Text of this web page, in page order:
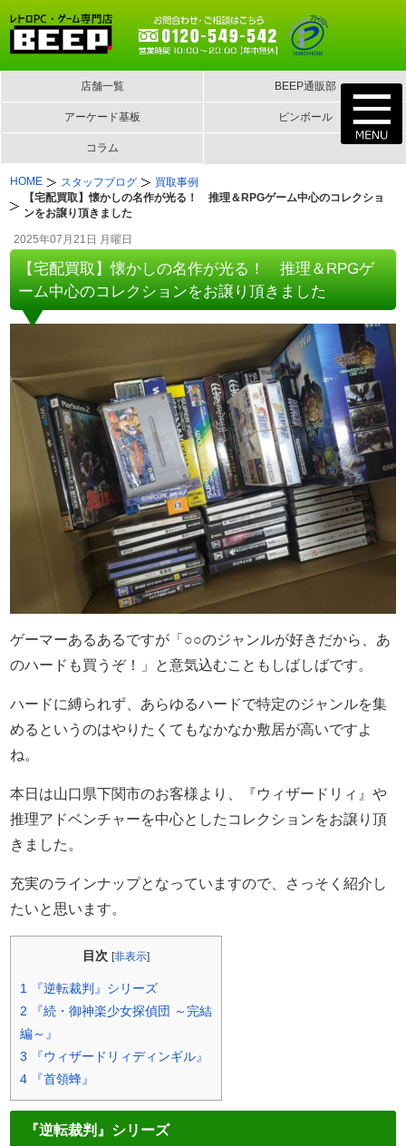
店舗一覧 BEEP通販部
アーケード基板 ピンボール
コラム
HOME スタッフブログ
買取事例
【宅配買取】懐かしの名作が光る！ 推理＆RPGゲーム中心のコレクショ
ンをお譲り頂きました
2025年07月21日 月曜日
【宅配買取】懐かしの名作が光る！ 推理＆RPGゲ
ーム中心のコレクションをお譲り頂きました
ゲーマーあるあるですが「○○のジャンルが好きだから、あ
のハードも買うぞ！」と意気込むこともしばしばです。
ハードに縛られず、あらゆるハードで特定のジャンルを集
めるというのはやりたくてもなかなか敷居が高いですよ
ね。
本日は山口県下関市のお客様より、『ウィザードリィ』や
推理アドベンチャーを中心としたコレクションをお譲り頂
きました。
充実のラインナップとなっていますので、さっそく紹介し
たいと思います。
目次 [非表示]
1
『逆転裁判』シリーズ
2 『続・御神楽少女探偵団 ～完結
編～』
3 『ウィザードリィディンギル』
4 『首領蜂』
『逆転裁判』シリーズ